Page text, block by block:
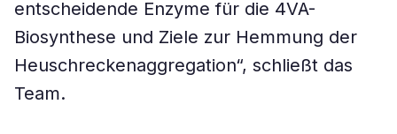
entscheidende Enzyme für die 4VA-
Biosynthese und Ziele zur Hemmung der
Heuschreckenaggregation“, schließt das
Team.